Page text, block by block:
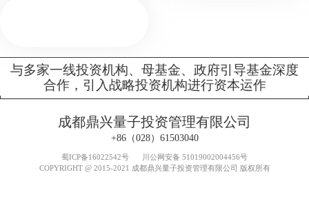
与多家一线投资机构、母基金、政府引导基金深度
合作，引入战略投资机构进行资本运作
成都鼎兴量子投资管理有限公司
+86（028）61503040
蜀ICP备16022542号
川公网安备 51019002004456号
COPYRIGHT @ 2015-2021 成都鼎兴量子投资管理有限公司 版权所有